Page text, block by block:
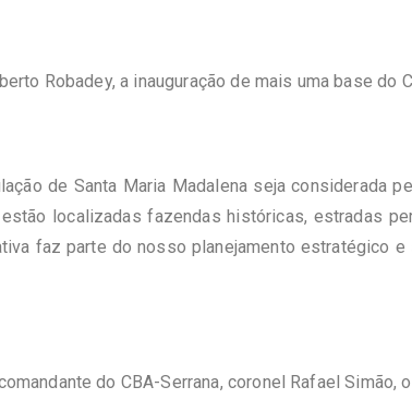
Robadey, a inauguração de mais uma base
de Santa Maria Madalena seja considerada
localizadas fazendas históricas, estradas
faz parte do nosso planejamento estratégico
do CBA-Serrana, coronel Rafael